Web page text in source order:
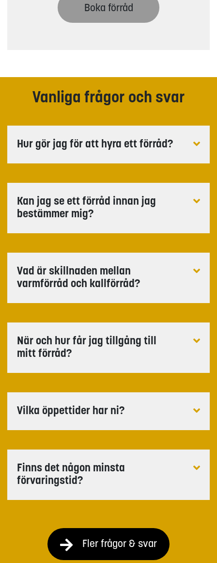
Boka förråd
Vanliga frågor och svar
Hur gör jag för att hyra ett förråd?
Kan jag se ett förråd innan jag
bestämmer mig?
Vad är skillnaden mellan
varmförråd och kallförråd?
När och hur får jag tillgång till
mitt förråd?
Vilka öppettider har ni?
Finns det någon minsta
förvaringstid?
Fler frågor & svar